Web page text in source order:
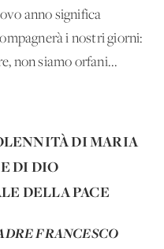
anno significa
i nostri giorni:
non siamo orfani...
DI MARIA
DI DIO
DELLA PACE
FRANCESCO